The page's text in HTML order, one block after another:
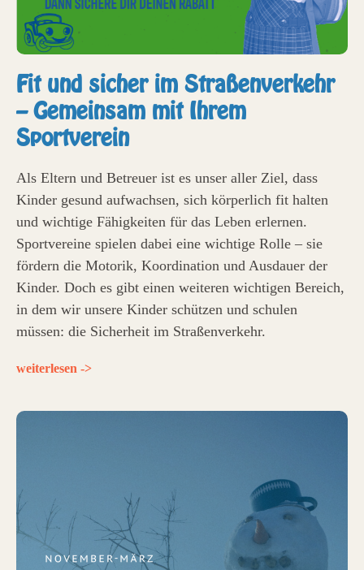
Fit und sicher im Straßenverkehr
– Gemeinsam mit Ihrem
Sportverein
Als Eltern und Betreuer ist es unser aller Ziel, dass
Kinder gesund aufwachsen, sich körperlich fit halten
und wichtige Fähigkeiten für das Leben erlernen.
Sportvereine spielen dabei eine wichtige Rolle – sie
fördern die Motorik, Koordination und Ausdauer der
Kinder. Doch es gibt einen weiteren wichtigen Bereich,
in dem wir unsere Kinder schützen und schulen
müssen: die Sicherheit im Straßenverkehr.
weiterlesen ->